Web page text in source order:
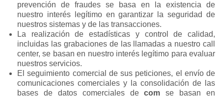
prevención de fraudes se basa en la existencia de
nuestro interés legítimo en garantizar la seguridad de
nuestros sistemas y de las transacciones.
La realización de estadísticas y control de calidad,
incluidas las grabaciones de las llamadas a nuestro call
center, se basan en nuestro interés legítimo para evaluar
nuestros servicios.
El seguimiento comercial de sus peticiones, el envío de
comunicaciones comerciales y la consolidación de las
bases de datos comerciales decom se basan en